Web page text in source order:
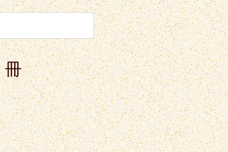
冊